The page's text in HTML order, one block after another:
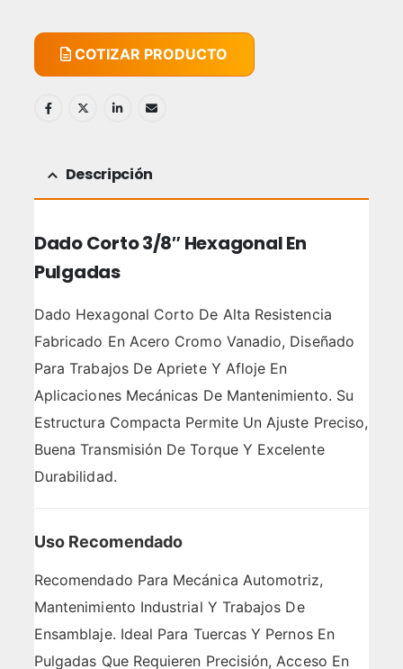
COTIZAR PRODUCTO
Descripción
Dado Corto 3/8″ Hexagonal En
Pulgadas
Dado Hexagonal Corto De Alta Resistencia
Fabricado En Acero Cromo Vanadio, Diseñado
Para Trabajos De Apriete Y Afloje En
Aplicaciones Mecánicas De Mantenimiento. Su
Estructura Compacta Permite Un Ajuste Preciso,
Buena Transmisión De Torque Y Excelente
Durabilidad.
Uso Recomendado
Recomendado Para Mecánica Automotriz,
Mantenimiento Industrial Y Trabajos De
Ensamblaje. Ideal Para Tuercas Y Pernos En
Pulgadas Que Requieren Precisión, Acceso En